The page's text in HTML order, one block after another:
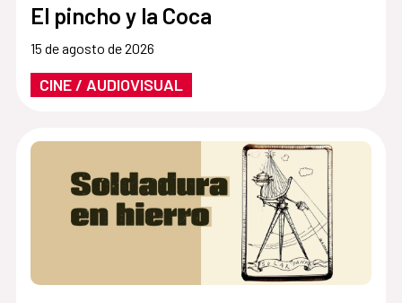
El pincho y la Coca
15 de agosto de 2026
CINE / AUDIOVISUAL